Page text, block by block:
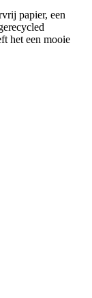
papier, een
het een mooie